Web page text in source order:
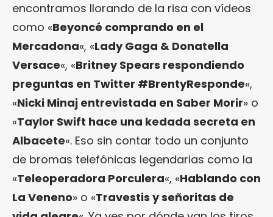
encontramos llorando de la risa con vídeos
como «Beyoncé comprando en el
Mercadona«, «Lady Gaga & Donatella
Versace«, «Britney Spears respondiendo
preguntas en Twitter #BrentyResponde«,
«Nicki Minaj entrevistada en Saber Morir» o
«Taylor Swift hace una kedada secreta en
Albacete«. Eso sin contar todo un conjunto
de bromas telefónicas legendarias como la
«Teleoperadora Porculera«, «Hablando con
La Veneno» o «Travestis y señoritas de